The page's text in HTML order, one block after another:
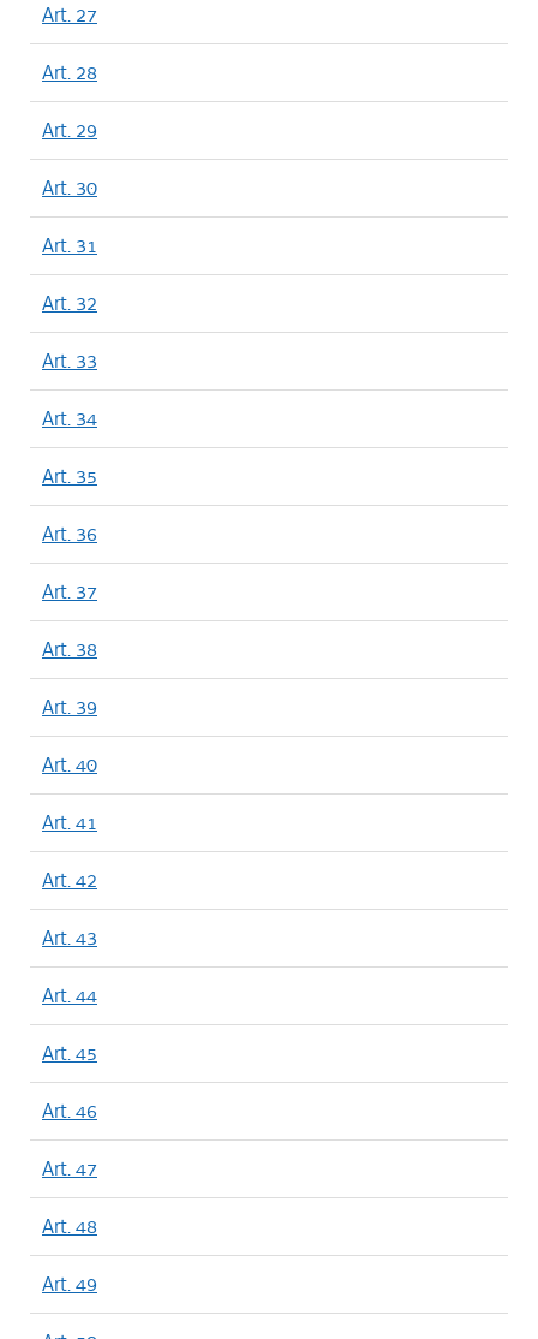
Art. 27
Art. 28
Art. 29
Art. 30
Art. 31
Art. 32
Art. 33
Art. 34
Art. 35
Art. 36
Art. 37
Art. 38
Art. 39
Art. 40
Art. 41
Art. 42
Art. 43
Art. 44
Art. 45
Art. 46
Art. 47
Art. 48
Art. 49